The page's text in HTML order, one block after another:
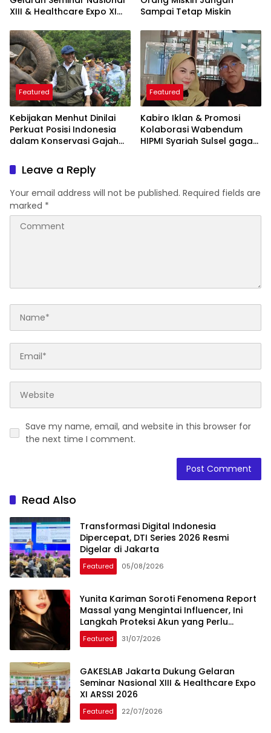
XIII & Healthcare Expo XI
Sampai Tetap Miskin
Featured
Kebijakan Menhut Dinilai
Perkuat Posisi Indonesia
dalam Konservasi Gajah
Featured
Kabiro Iklan & Promosi
Kolaborasi Wabendum
HIPMI Syariah Sulsel gagas
Leave a Reply
Your email address will not be published. Required fields are
marked *
Save my name, email, and website in this browser for
the next time I comment.
Read Also
Transformasi Digital Indonesia
Dipercepat, DTI Series 2026 Resmi
Digelar di Jakarta
Featured 05/08/2026
Yunita Kariman Soroti Fenomena Report
Massal yang Mengintai Influencer, Ini
Langkah Proteksi Akun yang Perlu
Diketahui
Featured 31/07/2026
GAKESLAB Jakarta Dukung Gelaran
Seminar Nasional XIII & Healthcare Expo
XI ARSSI 2026
Featured 22/07/2026